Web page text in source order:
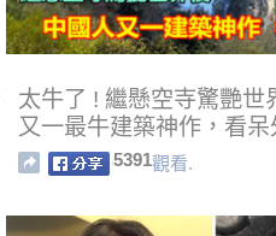
太牛了 ! 繼懸空寺驚艷世
又一最牛建築神作，看
5391觀看.